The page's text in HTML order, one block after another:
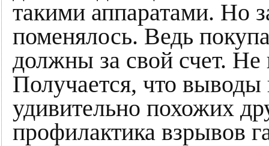
такими аппаратами. Но
поменялось. Ведь
должны за свой счет. Не
Получается, что выводы
удивительно похожих
профилактика взрывов